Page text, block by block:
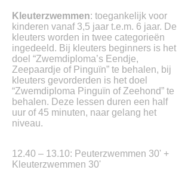
Kleuterzwemmen: toegankelijk voor
kinderen vanaf 3,5 jaar t.e.m. 6 jaar. De
kleuters worden in twee categorieën
ingedeeld. Bij kleuters beginners is het
doel “Zwemdiploma’s Eendje,
Zeepaardje of Pinguïn” te behalen, bij
kleuters gevorderden is het doel
“Zwemdiploma Pinguïn of Zeehond” te
behalen. Deze lessen duren een half
uur of 45 minuten, naar gelang het
niveau.
12.40 – 13.10: Peuterzwemmen 30' +
Kleuterzwemmen 30'